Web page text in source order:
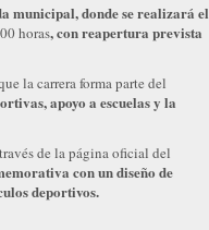
municipal, donde se realizará el
horas, con reapertura prevista
la carrera forma parte del
apoyo a escuelas y la
de la página oficial del
con un diseño de
deportivos.